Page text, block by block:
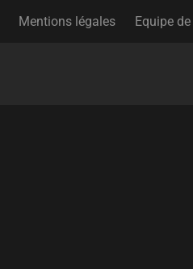
Mentions légales Equipe